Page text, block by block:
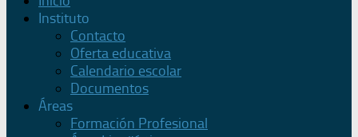
Instituto
Contacto
Oferta educativa
Calendario escolar
Documentos
Áreas
Formación Profesional